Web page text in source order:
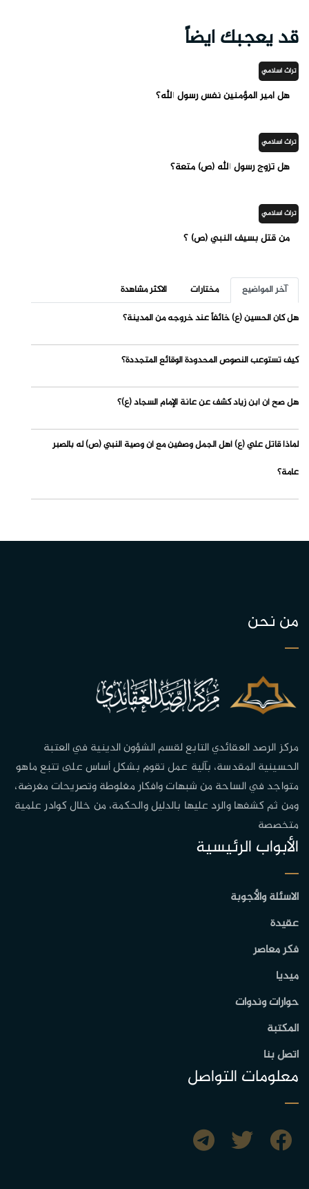
قد يعجبك ايضاً
تراث اسلامي
هل أمير المؤمنين نفس رسول الله؟
تراث اسلامي
هل تزوج رسول الله (ص) متعة؟
تراث اسلامي
من قتل بسيف النبي (ص) ؟
آخر المواضيع مختارات
الاكثر مشاهدة
هل كان الحسين (ع) خائفاً عند خروجه من المدينة؟
كيف تستوعب النصوص المحدودة الوقائع المتجددة؟
هل صح أن ابن زياد كشف عن عانة الإمام السجاد (ع)؟
لماذا قاتل علي (ع) أهل الجمل وصفين مع أن وصية النبي (ص) له بالصبر
عامة؟
من نحن
مركز الرصد العقائدي التابع لقسم الشؤون الدينية في العتبة
الحسينية المقدسة، بآلية عمل تقوم بشكل أساس على تتبع ماهو
متواجد في الساحة من شبهات وافكار مغلوطة وتصريحات مغرضة،
ومن ثم كشفها والرد عليها بالدليل والحكمة، من خلال كوادر علمية
متخصصة
الأبواب الرئيسية
الاسئلة والأجوبة
عقيدة
فكر معاصر
ميديا
حوارات وندوات
المكتبة
اتصل بنا
معلومات التواصل